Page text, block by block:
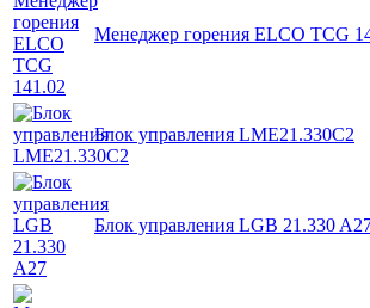
Менеджер горения ELCO TCG
Блок управления LME21.330C2
Блок управления LGB 21.330